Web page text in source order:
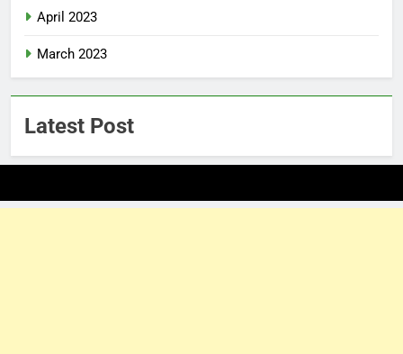
April 2023
March 2023
Latest Post